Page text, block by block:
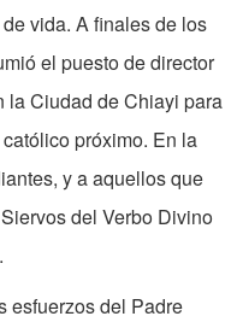
vida. A finales de los
el puesto de director
la Ciudad de Chiayi para
próximo. En la
y a aquellos que
del Verbo Divino
esfuerzos del Padre